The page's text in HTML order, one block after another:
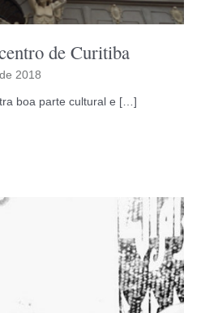
de Curitiba
2018
boa parte cultural e […]